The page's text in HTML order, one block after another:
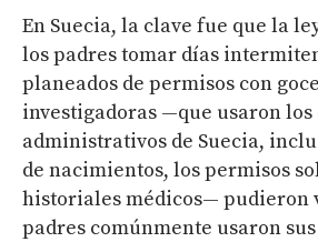
En Suecia, la clave fue que la
los padres tomar días
planeados de permisos con
investigadoras —que usaron los
administrativos de Suecia,
de nacimientos, los permisos
historiales médicos— pudieron
padres comúnmente usaron